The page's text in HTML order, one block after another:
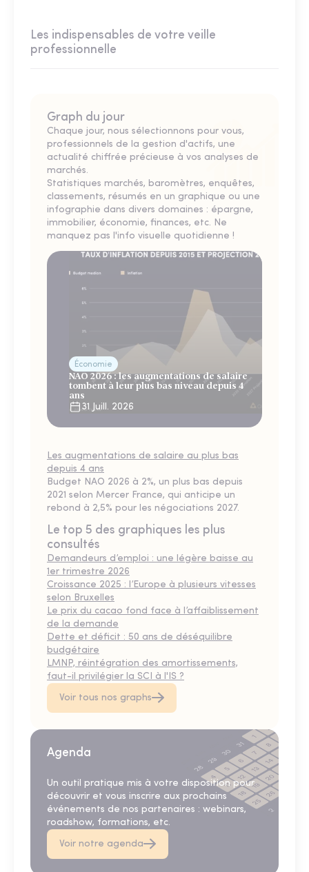
Les indispensables de votre veille
professionnelle
Graph du jour
Chaque jour, nous sélectionnons pour vous,
professionnels de la gestion d'actifs, une
actualité chiffrée précieuse à vos analyses de
marchés.
Statistiques marchés, baromètres, enquêtes,
classements, résumés en un graphique ou une
infographie dans divers domaines : épargne,
immobilier, économie, finances, etc. Ne
manquez pas l'info visuelle quotidienne !
Économie
NAO 2026 : les augmentations de salaire
tombent à leur plus bas niveau depuis 4
ans
31 Juill. 2026
Les augmentations de salaire au plus bas
depuis 4 ans
Budget NAO 2026 à 2%, un plus bas depuis
2021 selon Mercer France, qui anticipe un
rebond à 2,5% pour les négociations 2027.
Le top 5 des graphiques les plus
consultés
Demandeurs d’emploi : une légère baisse au
1er trimestre 2026
Croissance 2025 : l’Europe à plusieurs vitesses
selon Bruxelles
Le prix du cacao fond face à l’affaiblissement
de la demande
Dette et déficit : 50 ans de déséquilibre
budgétaire
LMNP, réintégration des amortissements,
faut-il privilégier la SCI à l'IS ?
Voir tous nos graphs
Agenda
Un outil pratique mis à votre disposition pour
découvrir et vous inscrire aux prochains
événements de nos partenaires : webinars,
roadshow, formations, etc.
Voir notre agenda